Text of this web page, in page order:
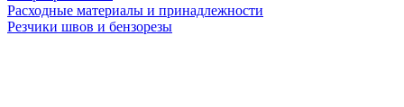
Расходные материалы и принадлежности
Резчики швов и бензорезы